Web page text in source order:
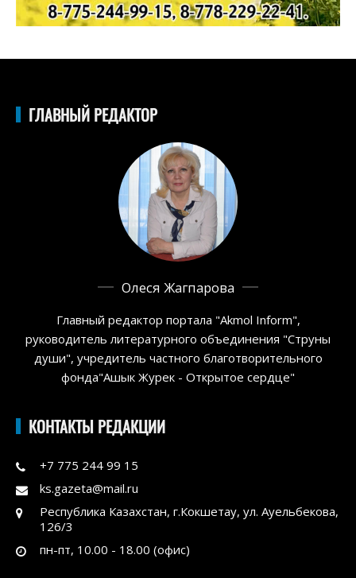
ГЛАВНЫЙ РЕДАКТОР
Олеся Жагпарова
Главный редактор портала "Akmol Inform",
руководитель литературного объединения "Струны
души", учредитель частного благотворительного
фонда"Ашык Журек - Открытое сердце"
КОНТАКТЫ РЕДАКЦИИ
+7 775 244 99 15
ks.gazeta@mail.ru
Республика Казахстан, г.Кокшетау, ул. Ауельбекова,
126/3
пн-пт, 10.00 - 18.00 (офис)